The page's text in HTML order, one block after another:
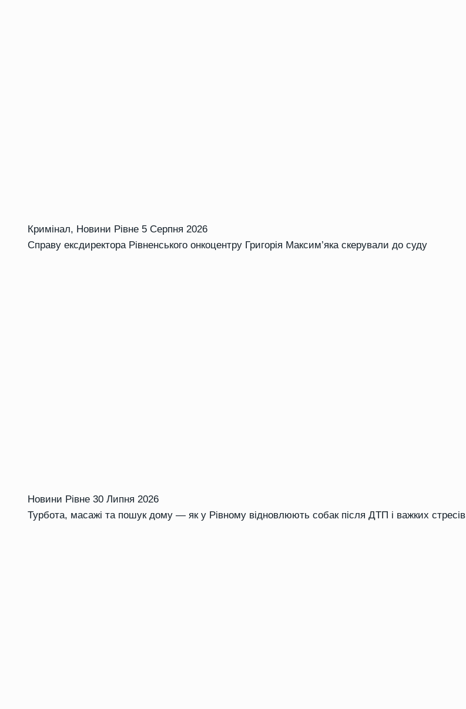
Кримінал, Новини Рівне 5 Серпня 2026
Справу ексдиректора Рівненського онкоцентру Григорія Максим’яка скерували до суду
Новини Рівне 30 Липня 2026
Турбота, масажі та пошук дому — як у Рівному відновлюють собак після ДТП і важких стресів